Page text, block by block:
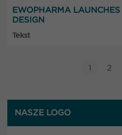
NASZE LOGO
EWOPHARMA
DESIGN
Tekst
1 2